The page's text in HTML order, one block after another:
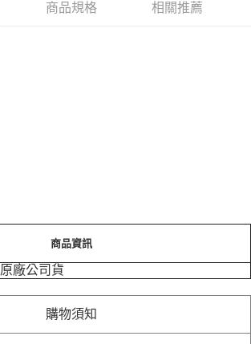
商品規格 相關推薦
商品資訊
原廠公司貨
購物須知